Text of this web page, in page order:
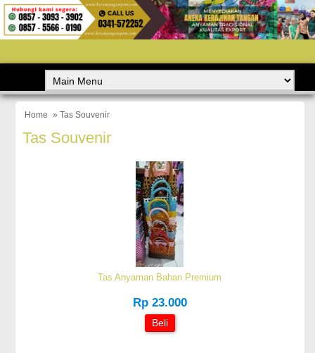
Home » Tas Souvenir
Tas Souvenir
Tas Anyaman Bahan Premium
Rp 23.000
Beli